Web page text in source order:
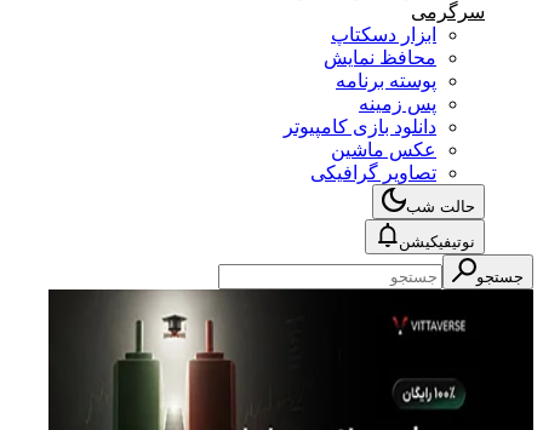
سرگرمی
ابزار دسکتاپ
محافظ نمایش
پوسته برنامه
پس زمینه
دانلود بازی کامپیوتر
عکس ماشین
تصاویر گرافیکی
حالت شب
نوتیفیکیشن
جستجو